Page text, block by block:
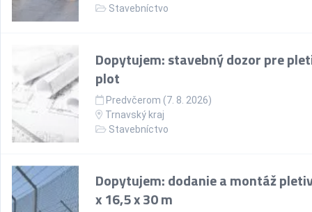
Stavebníctvo
Dopytujem: stavebný dozor pre
plot
Predvčerom (7. 8. 2026)
Trnavský kraj
Stavebníctvo
Dopytujem: dodanie a montáž
x 16,5 x 30 m